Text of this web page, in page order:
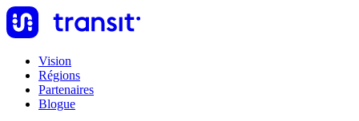
Vision
Régions
Partenaires
Blogue